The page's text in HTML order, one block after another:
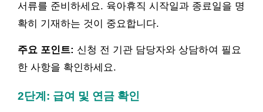
서류를 준비하세요. 육아휴직 시작일과 종료일을 명
확히 기재하는 것이 중요합니다.
주요 포인트: 신청 전 기관 담당자와 상담하여 필요
한 사항을 확인하세요.
2단계: 급여 및 연금 확인